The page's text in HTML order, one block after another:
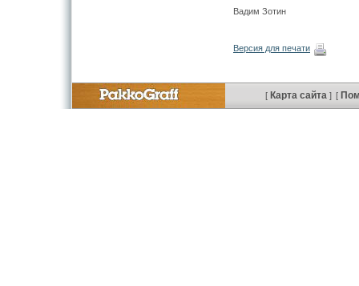
Вадим Зотин
Версия для печати
[ Карта сайта ] [